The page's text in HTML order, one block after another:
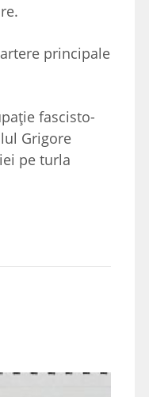
principale
fascisto-
Grigore
pe turla